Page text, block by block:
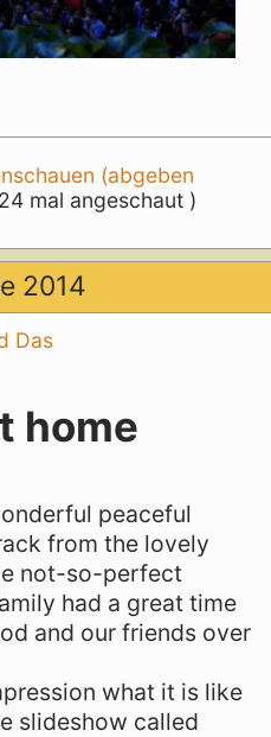
(abgeben
mal angeschaut )
2014
Das
home
peaceful
from the lovely
not-so-perfect
had a great time
and our friends over
what it is like
slideshow called